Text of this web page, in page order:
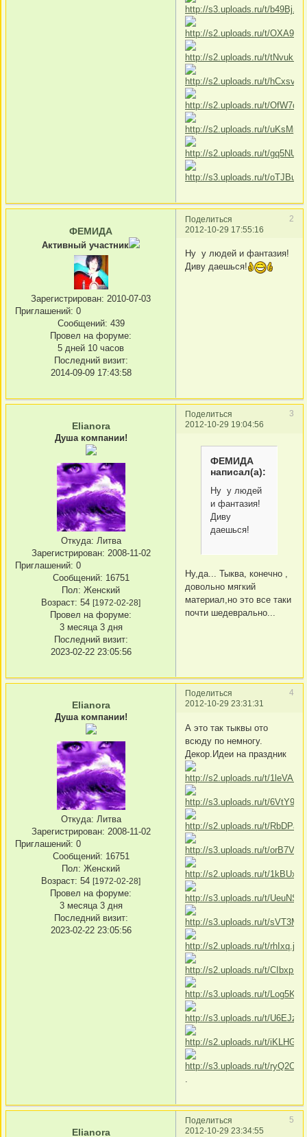
Поделиться
2
2012-10-29 17:55:16
ФЕМИДА
Активный участник
Зарегистрирован: 2010-07-03
Приглашений: 0
Сообщений: 439
Провел на форуме:
5 дней 10 часов
Последний визит:
2014-09-09 17:43:58
Ну у людей и фантазия!
Диву даешься!
Поделиться
3
2012-10-29 19:04:56
Elianora
Душа компании!
Откуда: Литва
Зарегистрирован: 2008-11-02
Приглашений: 0
Сообщений: 16751
Пол: Женский
Возраст: 54 [1972-02-28]
Провел на форуме:
3 месяца 3 дня
Последний визит:
2023-02-22 23:05:56
ФЕМИДА
написал(а):
Ну у людей
и фантазия!
Диву
даешься!
Ну,да... Тыква, конечно ,
довольно мягкий
материал,но это все таки
почти шедеврально...
Поделиться
4
2012-10-29 23:31:31
Elianora
Душа компании!
Откуда: Литва
Зарегистрирован: 2008-11-02
Приглашений: 0
Сообщений: 16751
Пол: Женский
Возраст: 54 [1972-02-28]
Провел на форуме:
3 месяца 3 дня
Последний визит:
2023-02-22 23:05:56
А это так тыквы ото
всюду по немногу.
Декор.Идеи на праздник
Поделиться
5
2012-10-29 23:34:55
Elianora